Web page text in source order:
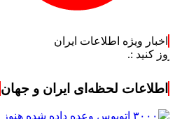
اخبار ویژه اطلاعات ایران
اطلاعات لحظه‌ای ایران و جهان